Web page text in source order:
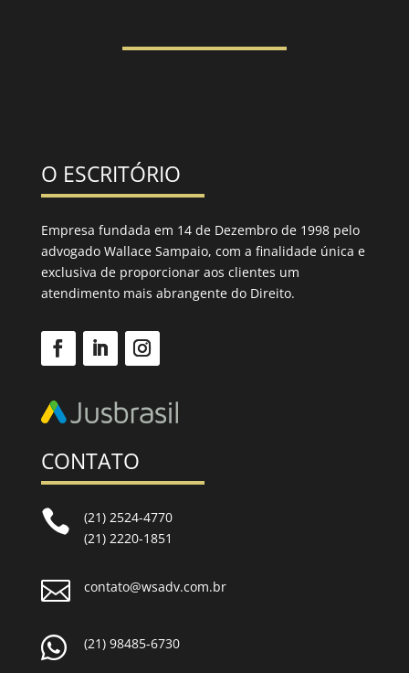
O ESCRITÓRIO
Empresa fundada em 14 de Dezembro de 1998 pelo
advogado Wallace Sampaio, com a finalidade única e
exclusiva de proporcionar aos clientes um
atendimento mais abrangente do Direito.
CONTATO

(21) 2524-4770
(21) 2220-1851
 contato@wsadv.com.br
 (21) 98485-6730